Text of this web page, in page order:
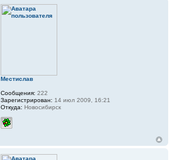
Местислав
Сообщения: 222
Зарегистрирован: 14 июл 2009, 16:21
Откуда: Новосибирск